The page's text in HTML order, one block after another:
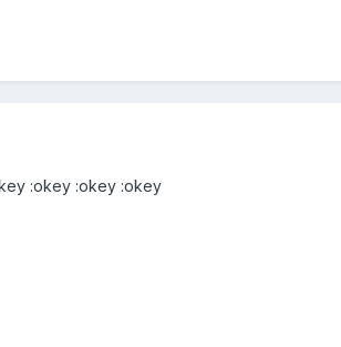
:okey :okey :okey